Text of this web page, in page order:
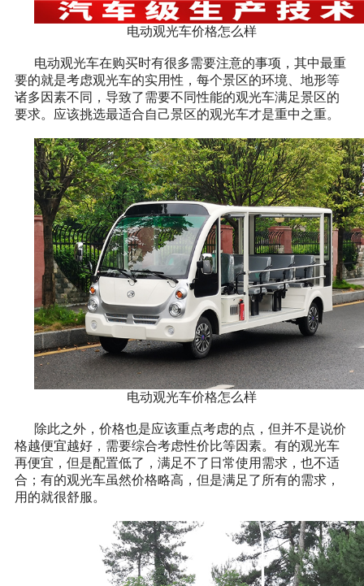
电动观光车价格怎么样
电动观光车在购买时有很多需要注意的事项，其中最重
要的就是考虑观光车的实用性，每个景区的环境、地形等
诸多因素不同，导致了需要不同性能的观光车满足景区的
要求。应该挑选最适合自己景区的观光车才是重中之重。
电动观光车价格怎么样
除此之外，价格也是应该重点考虑的点，但并不是说价
格越便宜越好，需要综合考虑性价比等因素。有的观光车
再便宜，但是配置低了，满足不了日常使用需求，也不适
合；有的观光车虽然价格略高，但是满足了所有的需求，
用的就很舒服。